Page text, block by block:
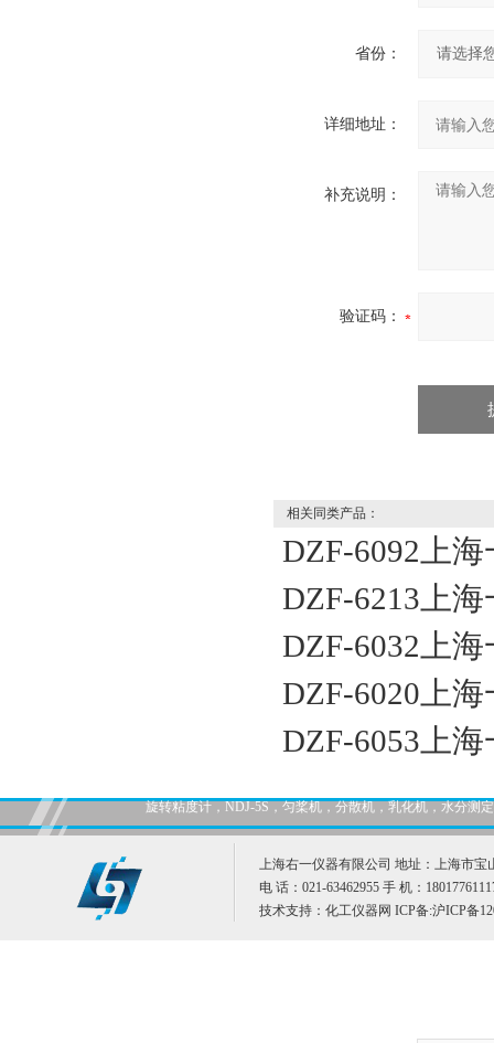
省份：
详细地址：
补充说明：
验证码：
相关同类产品：
DZF-6092上
DZF-6213上
DZF-6032上
DZF-6020上
DZF-6053上
旋转粘度计，NDJ-5S，匀桨机，分散机，乳化机，水分测
上海右一仪器有限公司 地址：上海市宝
电 话：021-63462955 手 机：
技术支持： 化工仪器网 ICP备:沪ICP备